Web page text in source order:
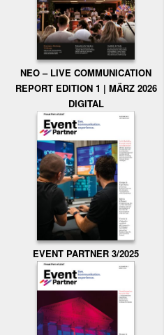
NEO – LIVE COMMUNICATION
REPORT EDITION 1 | MÄRZ 2026
DIGITAL
EVENT PARTNER 3/2025